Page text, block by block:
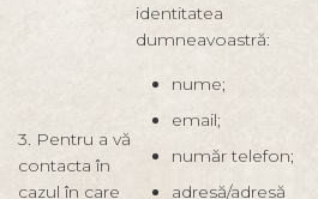
3. Pentru a vă
contacta în
cazul în care
identitatea
dumneavoastră:
nume;
email;
număr telefon;
adresă/adresă